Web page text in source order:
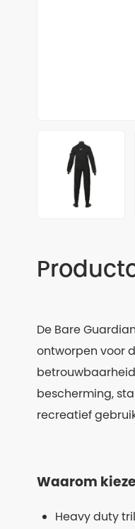
De Bare
ontworpen voor
bescherming,
recreatief
Waarom
Heavy duty